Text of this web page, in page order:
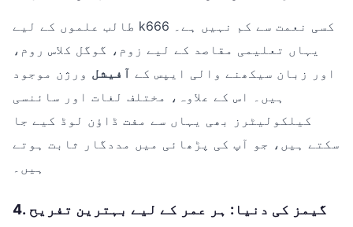
طالب علموں کے لیے k666 کسی نعمت سے کم نہیں ہے۔
یہاں تعلیمی مقاصد کے لیے زوم، گوگل کلاس روم،
اور زبان سیکھنے والی ایپس کے آفیشل ورژن موجود
ہیں۔ اس کے علاوہ، مختلف لغات اور سائنسی
کیلکولیٹرز بھی یہاں سے مفت ڈاؤن لوڈ کیے جا
سکتے ہیں، جو آپ کی پڑھائی میں مددگار ثابت ہوتے
ہیں۔
4. گیمز کی دنیا: ہر عمر کے لیے بہترین تفریح